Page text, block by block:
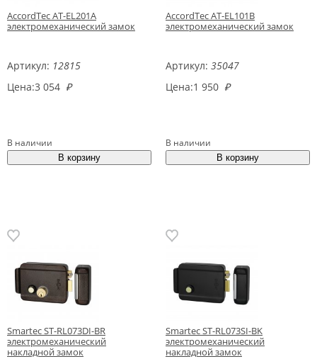
AccordTec AT-EL201A
электромеханический замок
Артикул: 12815
Цена:3 054 ₽
В наличии
AccordTec AT-EL101B
электромеханический замок
Артикул: 35047
Цена:1 950 ₽
В наличии
Smartec ST-RL073DI-BR
электромеханический
накладной замок
Smartec ST-RL073SI-BK
электромеханический
накладной замок